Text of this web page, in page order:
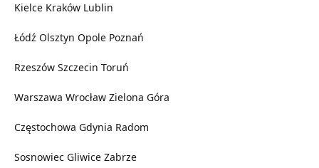
Kielce Kraków Lublin
Łódź Olsztyn Opole Poznań
Rzeszów Szczecin Toruń
Warszawa Wrocław Zielona Góra
Częstochowa Gdynia Radom
Sosnowiec Gliwice Zabrze